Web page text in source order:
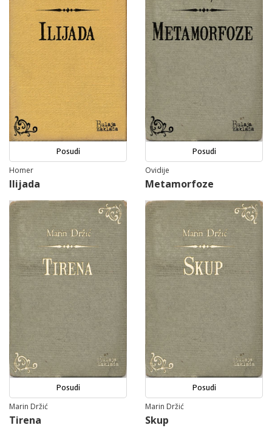
Posudi
Homer
Ilijada
Posudi
Ovidije
Metamorfoze
Posudi
Marin Držić
Tirena
Posudi
Marin Držić
Skup